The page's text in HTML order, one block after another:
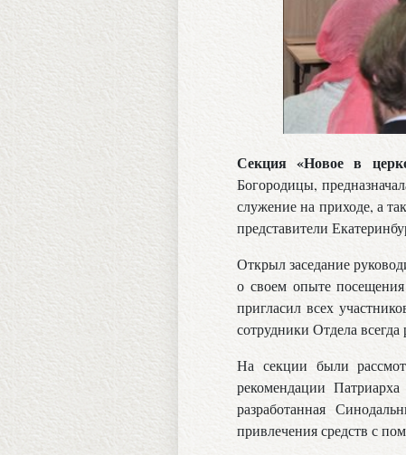
Секция «Новое в
Богородицы,
служение на приходе, а
представители
Открыл заседание
о своем опыте
пригласил всех
сотрудники Отдела
На секции были
рекомендации
разработанная
привлечения средств с